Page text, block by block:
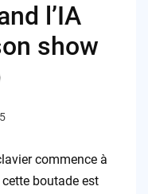
l’IA
show
commence à
boutade est